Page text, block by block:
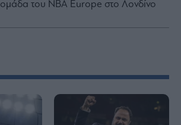
ομάδα του NBA Europe στο Λονδίνο